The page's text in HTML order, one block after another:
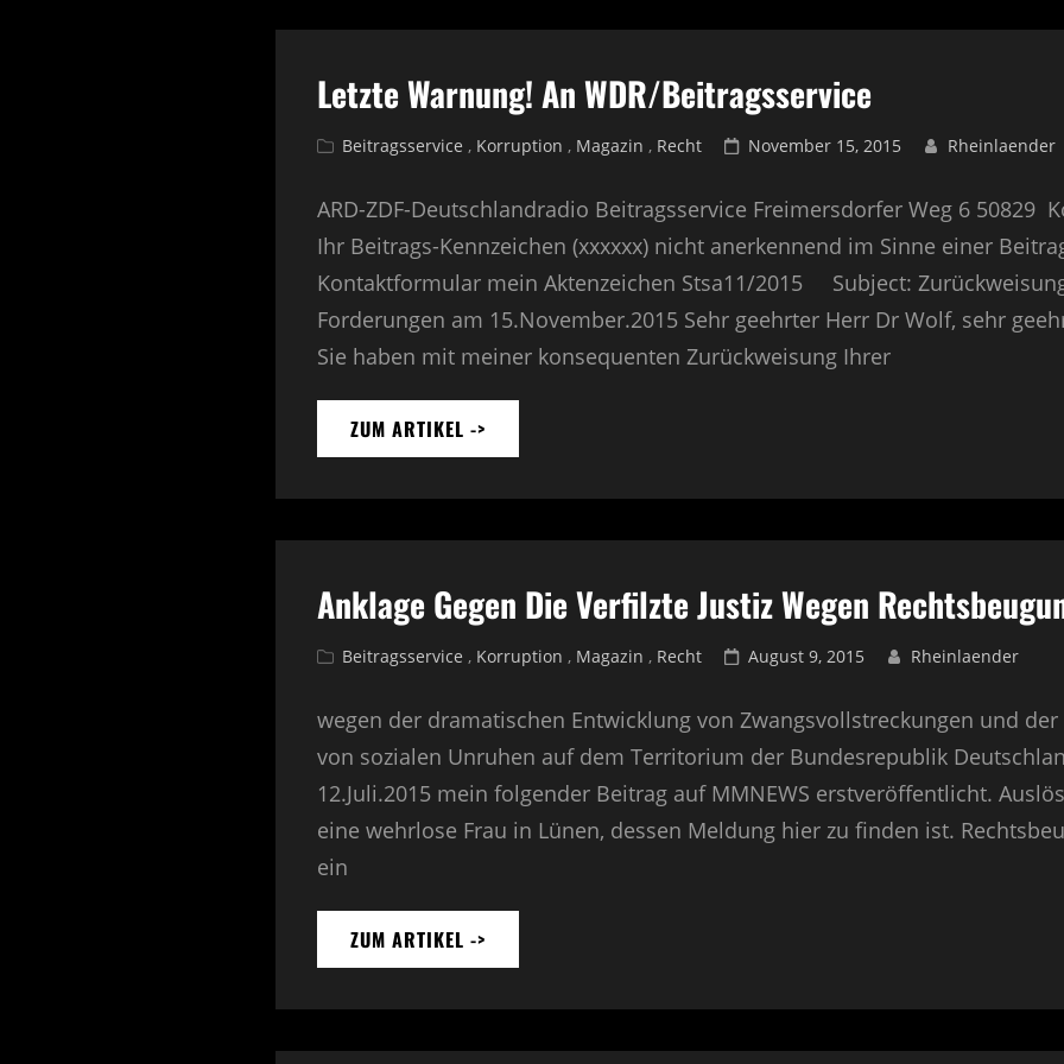
Letzte Warnung! An WDR/Beitragsservice
Cat
Beitragsservice , Korruption , Magazin , Recht
Posted
November 15, 2015 Rheinlaender
ARD-ZDF-Deutschlandradio Beitragsservice Freimersdorfer Weg 6 50829
Ihr Beitrags-Kennzeichen (xxxxxx) nicht anerkennend im Sinne einer
Kontaktformular mein Aktenzeichen Stsa11/2015 Subject:
Forderungen am 15.November.2015 Sehr geehrter Herr Dr Wolf, sehr
Sie haben mit meiner konsequenten Zurückweisung Ihrer
ZUM ARTIKEL ->
WARNUNG!
WDR/BEITRAGSSERVICE
Anklage Gegen Die Verfilzte Justiz Wegen
Cat
Beitragsservice , Korruption , Magazin , Recht
Posted
August 9, 2015 Rheinlaender
wegen der dramatischen Entwicklung von Zwangsvollstreckungen und
von sozialen Unruhen auf dem Territorium der Bundesrepublik
12.Juli.2015 mein folgender Beitrag auf MMNEWS erstveröffentlicht.
eine wehrlose Frau in Lünen, dessen Meldung hier zu finden ist.
ein
ZUM ARTIKEL ->
GEGEN
VERFILZTE
WEGEN